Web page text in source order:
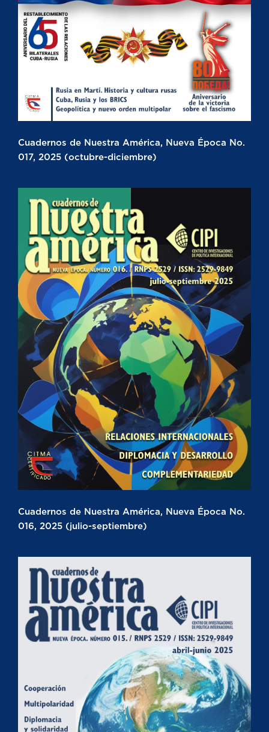
Cuadernos de Nuestra América, Nueva Época No.
017, 2025 (octubre-diciembre)
Cuadernos de Nuestra América, Nueva Época No.
016, 2025 (julio-septiembre)